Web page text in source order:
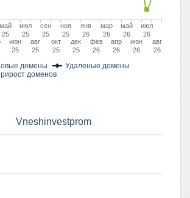
домены
Удаленые домены
доменов
май
25
июн
25
июл
25
авг
25
сен
25
окт
25
ноя
25
дек
25
янв
26
фев
26
мар
26
апр
26
май
26
июн
26
июл
26
авг
26
Vneshinvestprom